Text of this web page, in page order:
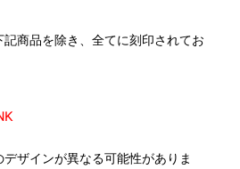
商品を除き、全てに刻印されてお
ザインが異なる可能性がありま